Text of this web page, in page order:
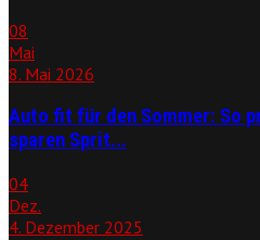
08
Mai
8. Mai 2026
Auto fit für den Sommer: So
sparen Sprit...
04
Dez.
4. Dezember 2025